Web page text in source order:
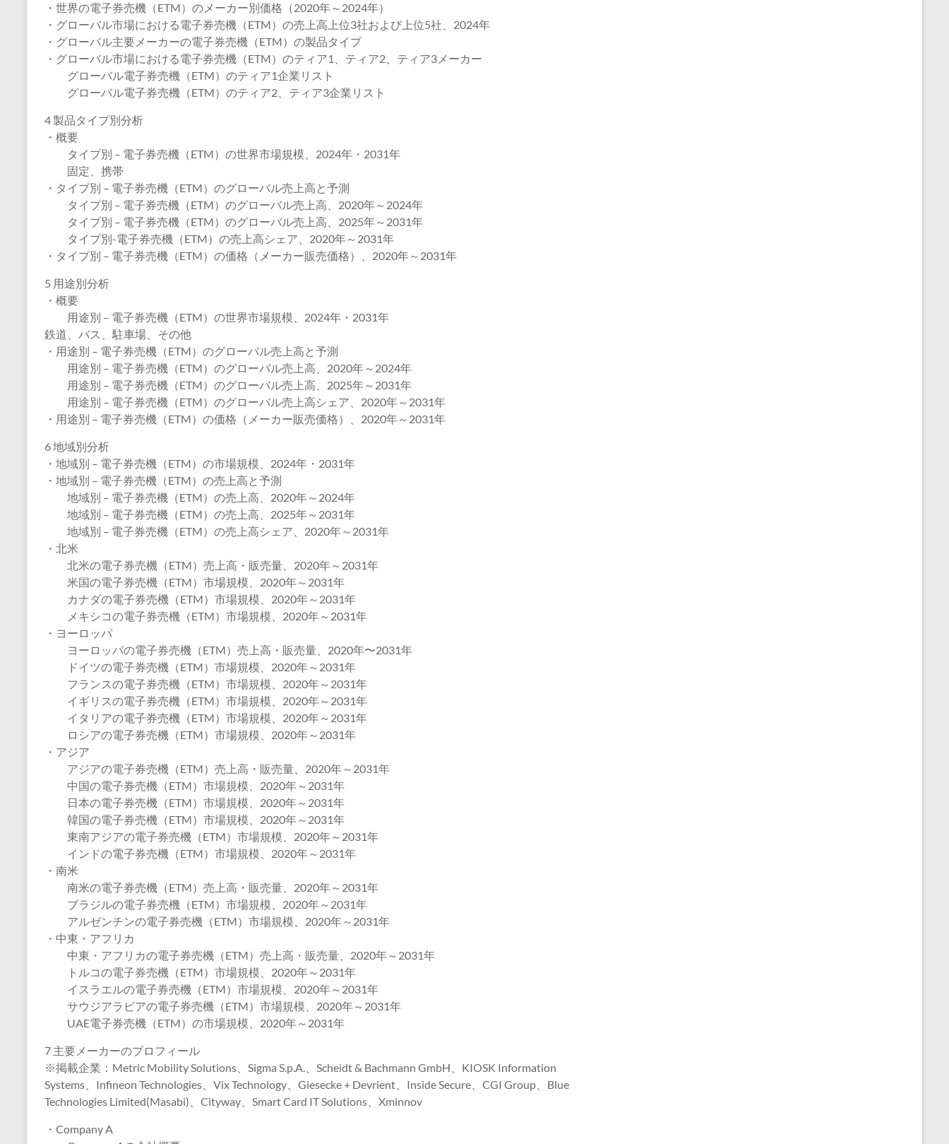
・世界の電子券売機（ETM）のメーカー別価格（2020年～2024年）
・グローバル市場における電子券売機（ETM）の売上高上位3社および上位5社、2024年
・グローバル主要メーカーの電子券売機（ETM）の製品タイプ
・グローバル市場における電子券売機（ETM）のティア1、ティア2、ティア3メーカー
グローバル電子券売機（ETM）のティア1企業リスト
グローバル電子券売機（ETM）のティア2、ティア3企業リスト
4 製品タイプ別分析
・概要
タイプ別 – 電子券売機（ETM）の世界市場規模、2024年・2031年
固定、携帯
・タイプ別 – 電子券売機（ETM）のグローバル売上高と予測
タイプ別 – 電子券売機（ETM）のグローバル売上高、2020年～2024年
タイプ別 – 電子券売機（ETM）のグローバル売上高、2025年～2031年
タイプ別-電子券売機（ETM）の売上高シェア、2020年～2031年
・タイプ別 – 電子券売機（ETM）の価格（メーカー販売価格）、2020年～2031年
5 用途別分析
・概要
用途別 – 電子券売機（ETM）の世界市場規模、2024年・2031年
鉄道、バス、駐車場、その他
・用途別 – 電子券売機（ETM）のグローバル売上高と予測
用途別 – 電子券売機（ETM）のグローバル売上高、2020年～2024年
用途別 – 電子券売機（ETM）のグローバル売上高、2025年～2031年
用途別 – 電子券売機（ETM）のグローバル売上高シェア、2020年～2031年
・用途別 – 電子券売機（ETM）の価格（メーカー販売価格）、2020年～2031年
6 地域別分析
・地域別 – 電子券売機（ETM）の市場規模、2024年・2031年
・地域別 – 電子券売機（ETM）の売上高と予測
地域別 – 電子券売機（ETM）の売上高、2020年～2024年
地域別 – 電子券売機（ETM）の売上高、2025年～2031年
地域別 – 電子券売機（ETM）の売上高シェア、2020年～2031年
・北米
北米の電子券売機（ETM）売上高・販売量、2020年～2031年
米国の電子券売機（ETM）市場規模、2020年～2031年
カナダの電子券売機（ETM）市場規模、2020年～2031年
メキシコの電子券売機（ETM）市場規模、2020年～2031年
・ヨーロッパ
ヨーロッパの電子券売機（ETM）売上高・販売量、2020年〜2031年
ドイツの電子券売機（ETM）市場規模、2020年～2031年
フランスの電子券売機（ETM）市場規模、2020年～2031年
イギリスの電子券売機（ETM）市場規模、2020年～2031年
イタリアの電子券売機（ETM）市場規模、2020年～2031年
ロシアの電子券売機（ETM）市場規模、2020年～2031年
・アジア
アジアの電子券売機（ETM）売上高・販売量、2020年～2031年
中国の電子券売機（ETM）市場規模、2020年～2031年
日本の電子券売機（ETM）市場規模、2020年～2031年
韓国の電子券売機（ETM）市場規模、2020年～2031年
東南アジアの電子券売機（ETM）市場規模、2020年～2031年
インドの電子券売機（ETM）市場規模、2020年～2031年
・南米
南米の電子券売機（ETM）売上高・販売量、2020年～2031年
ブラジルの電子券売機（ETM）市場規模、2020年～2031年
アルゼンチンの電子券売機（ETM）市場規模、2020年～2031年
・中東・アフリカ
中東・アフリカの電子券売機（ETM）売上高・販売量、2020年～2031年
トルコの電子券売機（ETM）市場規模、2020年～2031年
イスラエルの電子券売機（ETM）市場規模、2020年～2031年
サウジアラビアの電子券売機（ETM）市場規模、2020年～2031年
UAE電子券売機（ETM）の市場規模、2020年～2031年
7 主要メーカーのプロフィール
※掲載企業：Metric Mobility Solutions、Sigma S.p.A.、Scheidt & Bachmann GmbH、KIOSK Information
Systems、Infineon Technologies、Vix Technology、Giesecke + Devrient、Inside Secure、CGI Group、Blue
Technologies Limited(Masabi)、Cityway、Smart Card IT Solutions、Xminnov
・Company A